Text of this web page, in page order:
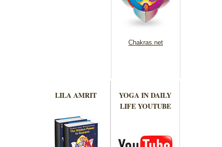
Chakras.net
LILA AMRIT
YOGA IN DAILY
LIFE YOUTUBE